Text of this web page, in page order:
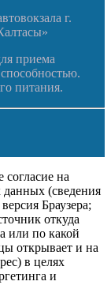
г.
приема
питания.
на
данных (сведения
Браузера;
откуда
или по какой
открывает и на
в целях
и